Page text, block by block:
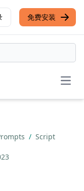
免费安装
/ Script